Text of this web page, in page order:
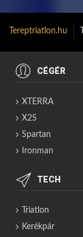
Tereptriatlon.hu
CÉGÉR
XTERRA
X2S
Spartan
Ironman
TECH
Triatlon
Kerékpár